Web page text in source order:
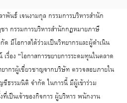
นธ์ เจนงามกุล กรรมการบริหารสำนัก
กรรมการบริหารสำนักกฎหมายภาษี
มีโอกาสได้ร่วมเป็นวิทยากรและผู้ดำเนิน
รื่อง “โอกาสการขยายการระดมทุนในตลาด
ากรผู้เชี่ยวชาญจากบริษัท ตรวจสอบภายใน
ธรรมนิติ จำกัด ในการนี้ มีผู้เข้าร่วม
ป็นเจ้าของกิจการ ผู้บริหาร พนักงาน